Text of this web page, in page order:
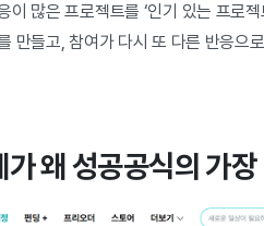
이 많은 프로젝트를 ‘인기 있는 프로
만들고, 참여가 다시 또 다른 반응으
왜 성공공식의 가